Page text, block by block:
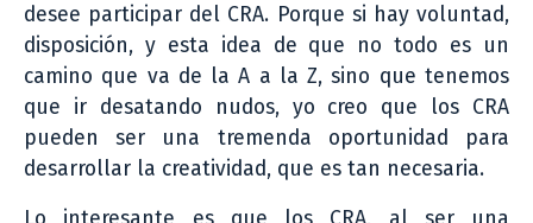
desee participar del CRA. Porque si hay voluntad,
disposición, y esta idea de que no todo es un
camino que va de la A a la Z, sino que tenemos
que ir desatando nudos, yo creo que los CRA
pueden ser una tremenda oportunidad para
desarrollar la creatividad, que es tan necesaria.